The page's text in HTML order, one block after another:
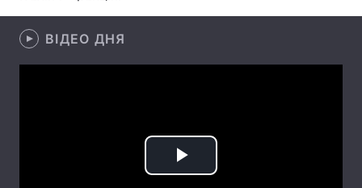
Відео з Youtube Статті
ВІДЕО ДНЯ
Play